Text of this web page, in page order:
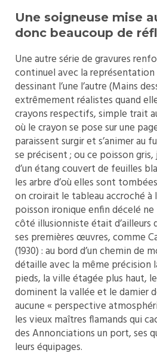
Une soigneuse mise
donc beaucoup de
Une autre série de gravures
continuel avec la représentation
dessinant l’une l’autre (Mains
extrêmement réalistes quand
crayons respectifs, simple trait
où le crayon se pose sur une
paraissent surgir et s’animer au
se précisent ; ou ce poisson gris,
d’un étang couvert de feuilles
les arbre d’où elles sont
on croirait le tableau accroché à
poisson ironique enfin décelé
côté illusionniste était d’ailleurs
ses premières œuvres, comme
(1930) : au bord d’un chemin de
détaille avec la même précision
pieds, la ville étagée plus haut,
dominent la vallée et le damier
aucune « perspective
les vieux maîtres flamands qui
des Annonciations un port, ses
leurs équipages.